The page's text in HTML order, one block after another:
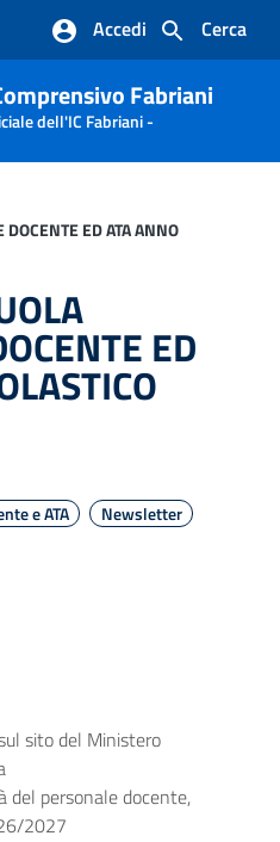
Cerca
Accedi
Fabriani
dell'IC Fabriani -
ED ATA ANNO
ED
e ATA Newsletter
sito del Ministero
del personale docente,
2027